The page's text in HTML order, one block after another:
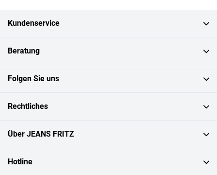
Kundenservice
Beratung
Folgen Sie uns
Rechtliches
Über JEANS FRITZ
Hotline